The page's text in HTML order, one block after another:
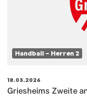
Handball – Herren 2
18.03.2026
Griesheims Zweite